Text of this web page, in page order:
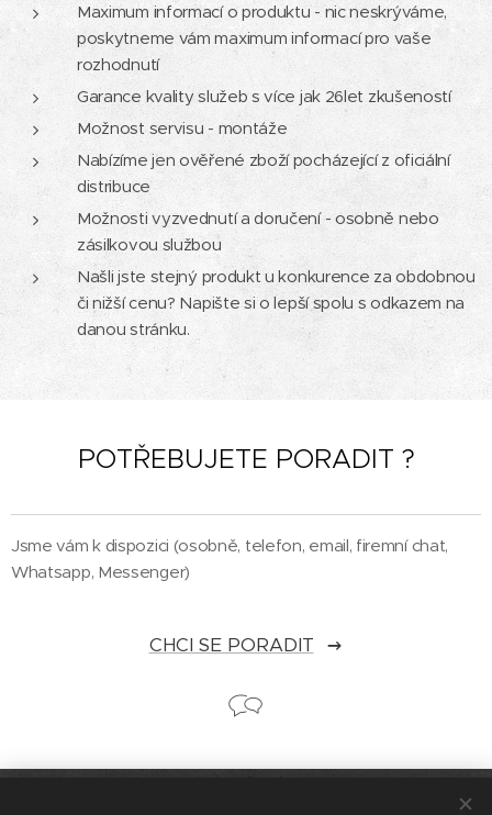
Maximum informací o produktu - nic neskrýváme,
poskytneme vám maximum informací pro vaše
rozhodnutí
Garance kvality služeb s více jak 26let zkušeností
Možnost servisu - montáže
Nabízíme jen ověřené zboží pocházející z oficiální
distribuce
Možnosti vyzvednutí a doručení - osobně nebo
zásilkovou službou
Našli jste stejný produkt u konkurence za obdobnou
či nižší cenu? Napište si o lepší spolu s odkazem na
danou stránku.
POTŘEBUJETE PORADIT ?
Jsme vám k dispozici (osobně, telefon, email, firemní chat,
Whatsapp, Messenger)
CHCI SE PORADIT
© 2026 Cykloservis Plzeň Bolevec [Jan Volráb] všechna práva